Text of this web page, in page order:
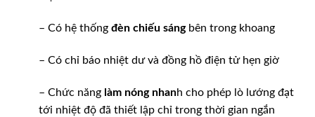
– Có hệ thống đèn chiếu sáng bên trong khoang
– Có chỉ báo nhiệt dư và đồng hồ điện tử hẹn giờ
– Chức năng làm nóng nhanh cho phép lò lướng đạt
tới nhiệt độ đã thiết lập chỉ trong thời gian ngắn